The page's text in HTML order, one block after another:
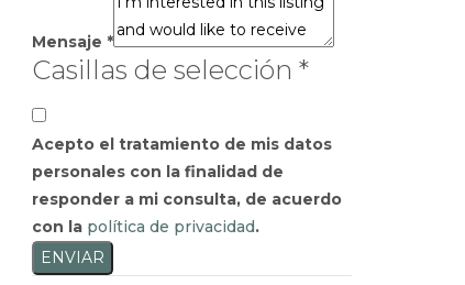
Mensaje *
Casillas de selección *
Acepto el tratamiento de mis datos
personales con la finalidad de
responder a mi consulta, de acuerdo
con la política de privacidad.
ENVIAR